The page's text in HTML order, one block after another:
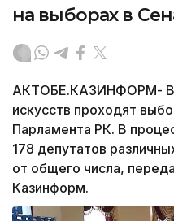
на выборах в
АКТОБЕ.КАЗИНФОРМ- В
искусств проходят
Парламента РК. В
178 депутатов
от общего числа,
Казинформ.